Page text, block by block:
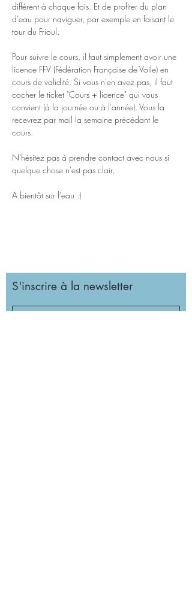
différent à chaque fois. Et de profiter du plan
d'eau pour naviguer, par exemple en faisant le
tour du Frioul.
Pour suivre le cours, il faut simplement avoir une
licence FFV (Fédération Française de Voile) en
cours de validité. Si vous n'en avez pas, il faut
cocher le ticket "Cours + licence" qui vous
convient (à la journée ou à l'année). Vous la
recevrez par mail la semaine précédant le
cours.
N'hésitez pas à prendre contact avec nous si
quelque chose n'est pas clair,
A bientôt sur l'eau :)
S'inscrire à la newsletter